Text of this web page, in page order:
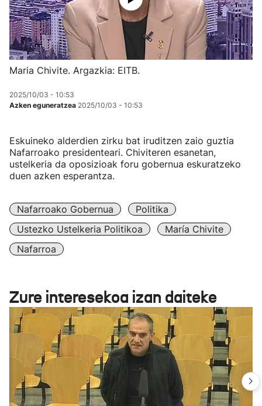
Maria Chivite. Argazkia: EITB.
2025/10/03 - 10:53
Azken eguneratzea 2025/10/03 - 10:53
Eskuineko alderdien zirku bat iruditzen zaio guztia
Nafarroako presidenteari. Chiviteren esanetan,
ustelkeria da oposizioak foru gobernua eskuratzeko
duen azken esperantza.
Nafarroako Gobernua
Politika
Ustezko Ustelkeria Politikoa
María Chivite
Nafarroa
Zure interesekoa izan daiteke